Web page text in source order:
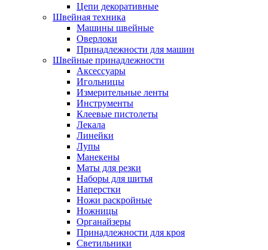
Цепи декоративные
Швейная техника
Машины швейные
Оверлоки
Принадлежности для машин
Швейные принадлежности
Аксессуары
Игольницы
Измерительные ленты
Инструменты
Клеевые пистолеты
Лекала
Линейки
Лупы
Манекены
Маты для резки
Наборы для шитья
Наперстки
Ножи раскройные
Ножницы
Органайзеры
Принадлежности для кроя
Светильники